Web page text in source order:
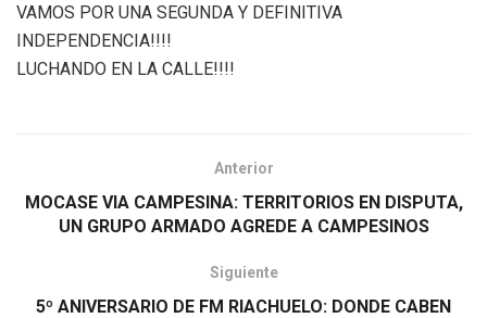
VAMOS POR UNA SEGUNDA Y DEFINITIVA
INDEPENDENCIA!!!!
LUCHANDO EN LA CALLE!!!!
Anterior
MOCASE VIA CAMPESINA: TERRITORIOS EN DISPUTA,
UN GRUPO ARMADO AGREDE A CAMPESINOS
Siguiente
5º ANIVERSARIO DE FM RIACHUELO: DONDE CABEN